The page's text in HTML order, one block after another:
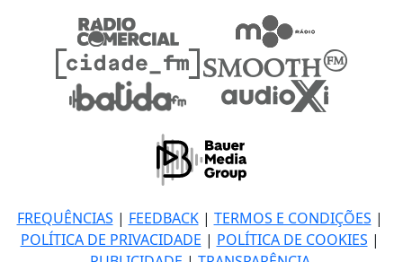
FREQUÊNCIAS | FEEDBACK| TERMOS E CONDIÇÕES |
POLÍTICA DE PRIVACIDADE | POLÍTICA DE COOKIES |